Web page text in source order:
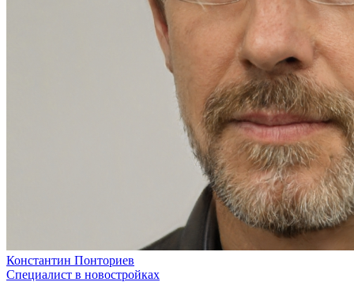
Константин Понториев
Специалист в новостройках